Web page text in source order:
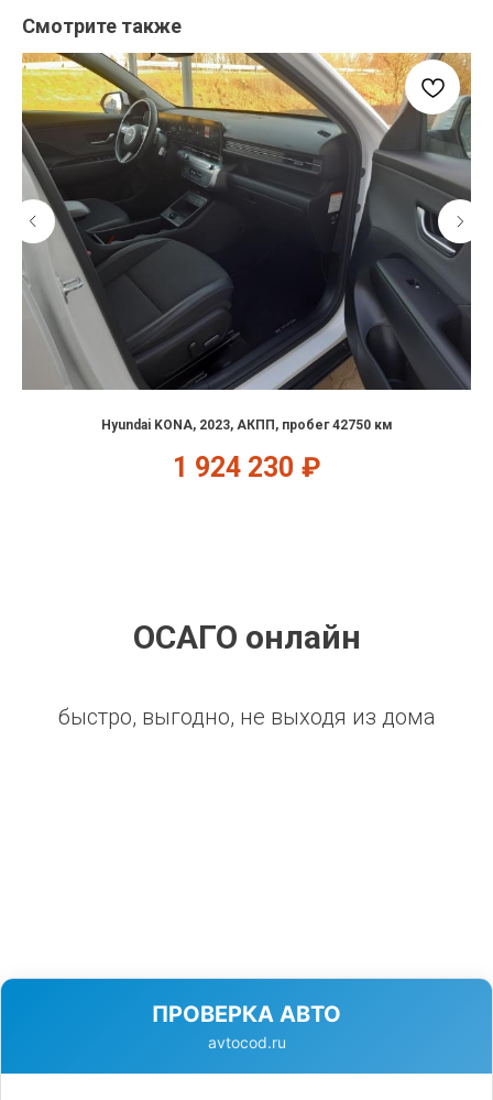
Смотрите также
Hyundai KONA, 2023, АКПП, пробег 42750 км
1 924 230 ₽
ОСАГО онлайн
быстро, выгодно, не выходя из дома
ПРОВЕРКА АВТО
avtocod.ru